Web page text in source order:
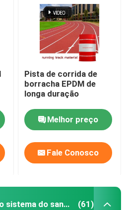
elétrica
do PVC
Gym
Pista de corrida de
borracha EPDM de
longa duração
Melhor preço
Fale Conosco
Pista de atletismo do sistema do sanduíche (61)